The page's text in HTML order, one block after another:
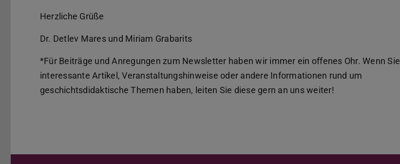
Herzliche Grüße
Dr. Detlev Mares und Miriam Grabarits
*Für Beiträge und Anregungen zum Newsletter haben wir immer ein offenes Ohr. Wenn Sie
interessante Artikel, Veranstaltungshinweise oder andere Informationen rund um
geschichtsdidaktische Themen haben, leiten Sie diese gern an uns weiter!